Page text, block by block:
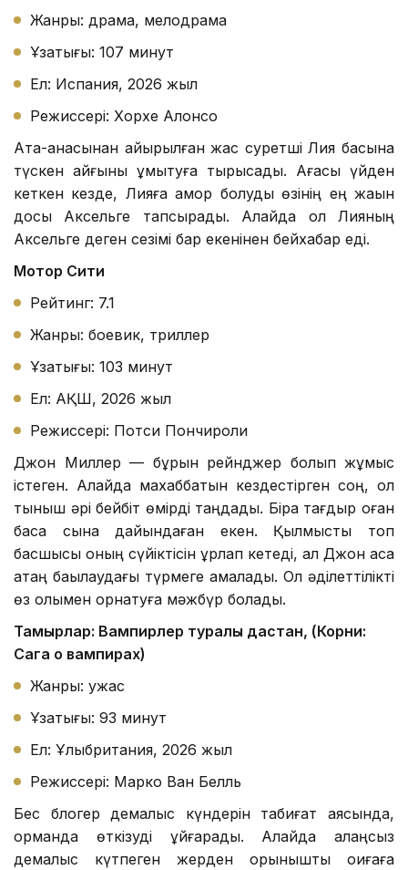
Жанры: драма, мелодрама
Ұзақтығы: 107 минут
Ел: Испания, 2026 жыл
Режиссері: Хорхе Алонсо
Ата-анасынан айырылған жас суретші Лия басына
түскен қайғыны ұмытуға тырысады. Ағасы үйден
кеткен кезде, Лияға қамқор болуды өзінің ең жақын
досы Аксельге тапсырады. Алайда ол Лияның
Аксельге деген сезімі бар екенінен бейхабар еді.
Мотор Сити
Рейтинг: 7.1
Жанры: боевик, триллер
Ұзақтығы: 103 минут
Ел: АҚШ, 2026 жыл
Режиссері: Потси Пончироли
Джон Миллер — бұрын рейнджер болып жұмыс
істеген. Алайда махаббатын кездестірген соң, ол
тыныш әрі бейбіт өмірді таңдады. Бірақ тағдыр оған
басқа сынақ дайындаған екен. Қылмыстық топ
басшысы оның сүйіктісін ұрлап кетеді, ал Джон аса
қатаң бақылаудағы түрмеге қамалады. Ол әділеттілікті
өз қолымен орнатуға мәжбүр болады.
Тамырлар: Вампирлер туралы дастан, (Корни:
Сага о вампирах)
Жанры: ужас
Ұзақтығы: 93 минут
Ел: Ұлыбритания, 2026 жыл
Режиссері: Марко Ван Белль
Бес блогер демалыс күндерін табиғат аясында,
орманда өткізуді ұйғарады. Алайда алаңсыз
демалыс күтпеген жерден қорқынышты оқиғаға